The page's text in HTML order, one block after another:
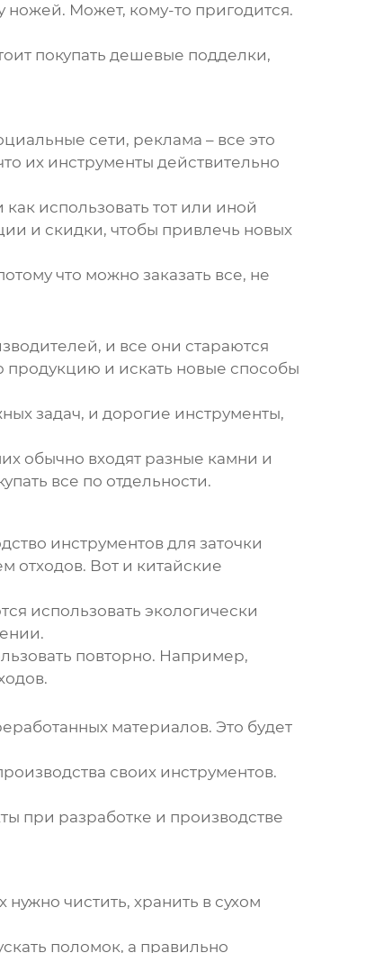
ножей. Может, кому-то пригодится.
покупать дешевые подделки,
сети, реклама – все это
их инструменты действительно
использовать тот или иной
и скидки, чтобы привлечь новых
что можно заказать все, не
и все они стараются
продукцию и искать новые способы
задач, и дорогие инструменты,
обычно входят разные камни и
все по отдельности.
инструментов для заточки
отходов. Вот и китайские
использовать экологически
повторно. Например,
материалов. Это будет
своих инструментов.
при разработке и производстве
чистить, хранить в сухом
поломок, а правильно